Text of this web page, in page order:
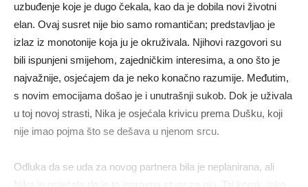
uzbuđenje koje je dugo čekala, kao da je dobila novi životni
elan. Ovaj susret nije bio samo romantičan; predstavljao je
izlaz iz monotonije koja ju je okruživala. Njihovi razgovori su
bili ispunjeni smijehom, zajedničkim interesima, a ono što je
najvažnije, osjećajem da je neko konačno razumije. Međutim,
s novim emocijama došao je i unutrašnji sukob. Dok je uživala
u toj novoj strasti, Nika je osjećala krivicu prema Dušku, koji
nije imao pojma što se dešava u njenom srcu.
Odluka da se uda za novog partnera bila je neplanirana, ali